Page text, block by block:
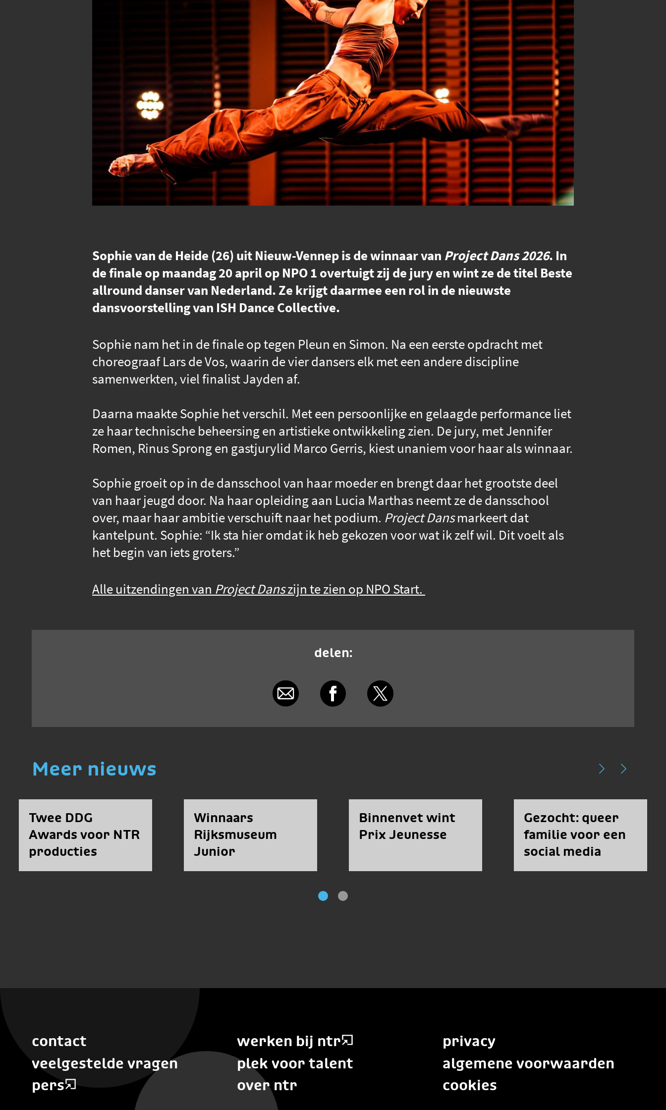
Sophie van de Heide (26) uit Nieuw-Vennep is de winnaar van Project Dans 2026. In
de finale op maandag 20 april op NPO 1 overtuigt zij de jury en wint ze de titel Beste
allround danser van Nederland. Ze krijgt daarmee een rol in de nieuwste
dansvoorstelling van ISH Dance Collective.
Sophie nam het in de finale op tegen Pleun en Simon. Na een eerste opdracht met
choreograaf Lars de Vos, waarin de vier dansers elk met een andere discipline
samenwerkten, viel finalist Jayden af.
Daarna maakte Sophie het verschil. Met een persoonlijke en gelaagde performance liet
ze haar technische beheersing en artistieke ontwikkeling zien. De jury, met Jennifer
Romen, Rinus Sprong en gastjurylid Marco Gerris, kiest unaniem voor haar als winnaar.
Sophie groeit op in de dansschool van haar moeder en brengt daar het grootste deel
van haar jeugd door. Na haar opleiding aan Lucia Marthas neemt ze de dansschool
over, maar haar ambitie verschuift naar het podium. Project Dansmarkeert dat
kantelpunt. Sophie: “Ik sta hier omdat ik heb gekozen voor wat ik zelf wil. Dit voelt als
het begin van iets groters.”
Alle uitzendingen van Project Danszijn te zien op NPO Start.
delen:
Meer nieuws
Twee DDG
Awards voor NTR
producties
Winnaars
Rijksmuseum
Junior
Fellowship
Binnenvet wint
Prix Jeunesse
Gezocht: queer
familie voor een
social media
campagne
contact
veelgestelde vragen
pers
werken bij ntr
plek voor talent
over ntr
privacy
algemene voorwaarden
cookies